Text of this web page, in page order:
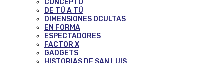
CONCEPTO
DE TÚ A TÚ
DIMENSIONES OCULTAS
EN FORMA
ESPECTADORES
FACTOR X
GADGETS